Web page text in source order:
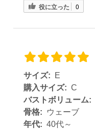
役に立った 0
サイズ:
E
購入サイズ: C
バストボリューム:
骨格:
ウェーブ
年代: 40代～